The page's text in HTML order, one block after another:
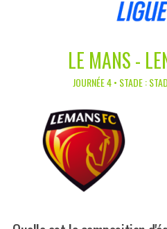
LE MANS -
JOURNÉE 4 • STADE :